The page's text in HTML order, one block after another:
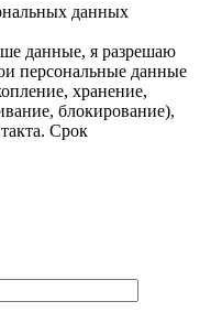
данных
данные, я разрешаю
персональные данные
хранение,
блокирование),
Срок